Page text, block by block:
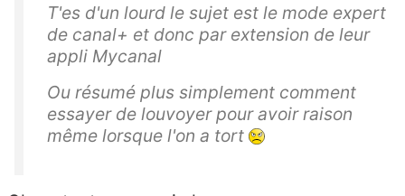
T'es d'un lourd le sujet est le mode expert
de canal+ et donc par extension de leur
appli Mycanal
Ou résumé plus simplement comment
essayer de louvoyer pour avoir raison
même lorsque l'on a tort